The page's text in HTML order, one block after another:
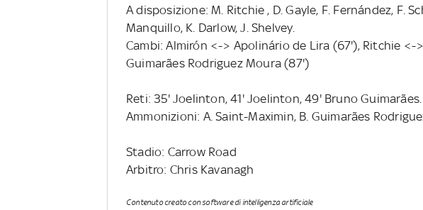
A disposizione: M. Ritchie , D. Gayle, F. Fernández, F.
Manquillo, K. Darlow, J. Shelvey.
Cambi: Almirón <-> Apolinário de Lira (67'), Ritchie <-
Guimarães Rodriguez Moura (87')
Reti: 35' Joelinton, 41' Joelinton, 49' Bruno Guimarães.
Ammonizioni: A. Saint-Maximin, B. Guimarães
Stadio: Carrow Road
Arbitro: Chris Kavanagh
Contenuto creato con software di intelligenza artificiale